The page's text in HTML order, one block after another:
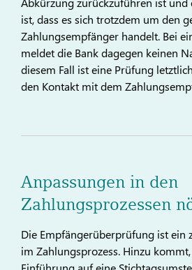
ist, dass es sich trotzdem um den
Zahlungsempfänger handelt. Bei
meldet die Bank dagegen keinen
diesem Fall ist eine Prüfung
den Kontakt mit dem
Anpassungen in den
Zahlungsprozessen
Die Empfängerüberprüfung ist ein
im Zahlungsprozess. Hinzu